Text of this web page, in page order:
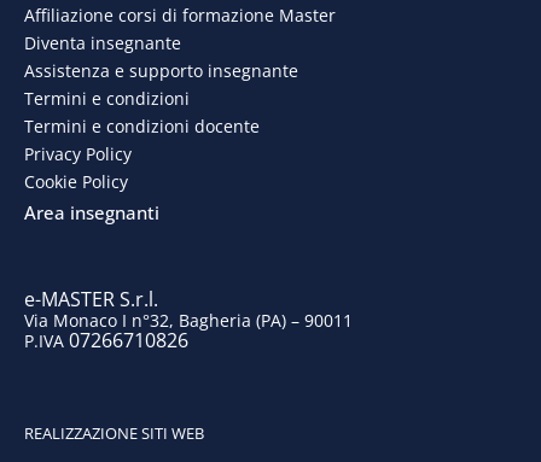
e
b
o
k
k
e
d
t
Affiliazione corsi di formazione Master
Diventa insegnante
Assistenza e supporto insegnante
Termini e condizioni
Termini e condizioni docente
Privacy Policy
Cookie Policy
Area insegnanti
e-MASTER S.r.l.
Via Monaco I n°32, Bagheria (PA) – 90011
P.IVA 07266710826
REALIZZAZIONE SITI WEB